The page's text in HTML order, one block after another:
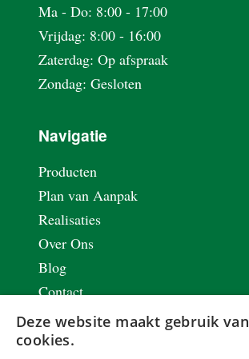
Ma - Do: 8:00 - 17:00
Vrijdag: 8:00 - 16:00
Zaterdag: Op afspraak
Zondag: Gesloten
Navigatie
Producten
Plan van Aanpak
Realisaties
Over Ons
Blog
Contact
Vacatures
Privacy & Cookie Policy
Deze website maakt gebruik van
cookies.